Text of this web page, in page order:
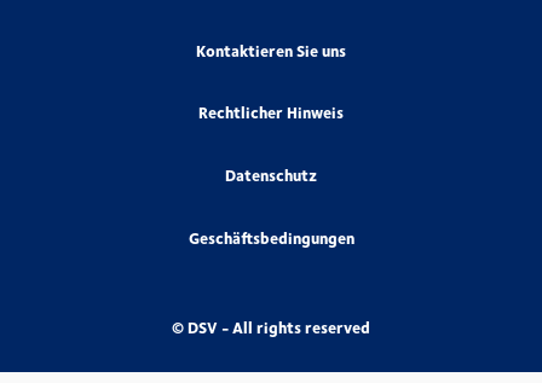
Kontaktieren Sie uns
Rechtlicher Hinweis
Datenschutz
Geschäftsbedingungen
© DSV - All rights reserved